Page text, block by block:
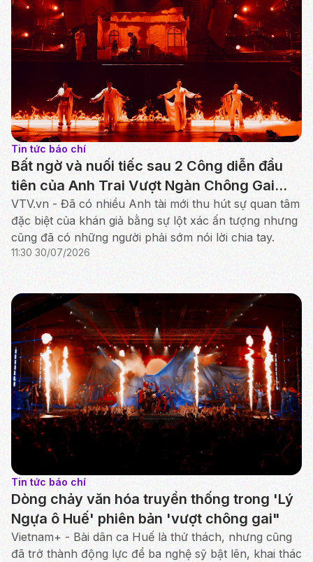
Tin tức báo chí
Bất ngờ và nuối tiếc sau 2 Công diễn đầu
tiên của Anh Trai Vượt Ngàn Chông Gai
2026
VTV.vn - Đã có nhiều Anh tài mới thu hút sự quan tâm
đặc biệt của khán giả bằng sự lột xác ấn tượng nhưng
cũng đã có những người phải sớm nói lời chia tay.
11:30 30/07/2026
Tin tức báo chí
Dòng chảy văn hóa truyền thống trong 'Lý
Ngựa ô Huế' phiên bản 'vượt chông gai"
Vietnam+ - Bài dân ca Huế là thử thách, nhưng cũng
đã trở thành động lực để ba nghệ sỹ bật lên, khai thác